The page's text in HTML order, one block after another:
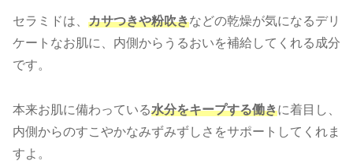
セラミドは、 カサつきや粉吹きなどの乾燥が気になるデリ
ケートなお肌に、内側からうるおいを補給してくれる成分
です。
本来お肌に備わっている水分をキープする働きに着目し、
内側からのすこやかなみずみずしさをサポートしてくれま
すよ。